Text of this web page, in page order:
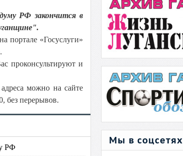
РФ закончится в
портале «Госуслуги»
проконсультируют и
можно на сайте
без перерывов.
РФ
Мы в соцсетях